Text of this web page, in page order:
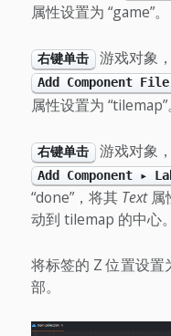
属性设置为 “game”。
右键单击 游戏对象
Add Component File
属性设置为 “tilemap”。
右键单击 游戏对象
Add Component ▸
“done”，将其 Text属
动到 tilemap 的中心。
将标签的 Z 位置设置
部。